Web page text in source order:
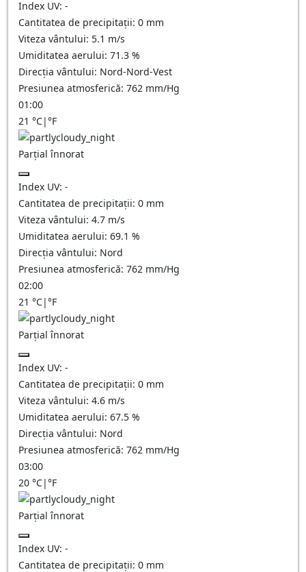
Index UV: -
Cantitatea de precipitații: 0 mm
Viteza vântului: 5.1 m/s
Umiditatea aerului: 71.3 %
Direcția vântului: Nord-Nord-Vest
Presiunea atmosferică: 762 mm/Hg
01:00
21 °C|°F
Parțial înnorat
Index UV: -
Cantitatea de precipitații: 0 mm
Viteza vântului: 4.7 m/s
Umiditatea aerului: 69.1 %
Direcția vântului: Nord
Presiunea atmosferică: 762 mm/Hg
02:00
21 °C|°F
Parțial înnorat
Index UV: -
Cantitatea de precipitații: 0 mm
Viteza vântului: 4.6 m/s
Umiditatea aerului: 67.5 %
Direcția vântului: Nord
Presiunea atmosferică: 762 mm/Hg
03:00
20 °C|°F
Parțial înnorat
Index UV: -
Cantitatea de precipitații: 0 mm